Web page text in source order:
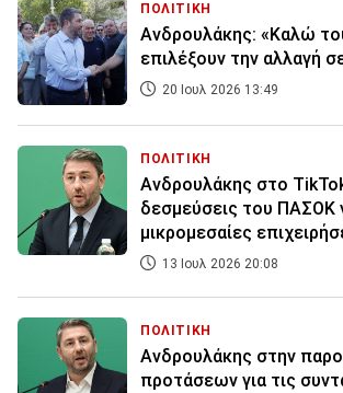
ΠΟΛΙΤΙΚΗ
Ανδρουλάκης: «Καλώ
επιλέξουν την αλλαγή
20 Ιουλ 2026 13:49
ΠΟΛΙΤΙΚΗ
Ανδρουλάκης στο
δεσμεύσεις του ΠΑΣΟΚ
μικρομεσαίες
13 Ιουλ 2026 20:08
ΠΟΛΙΤΙΚΗ
Ανδρουλάκης στην
προτάσεων για τις